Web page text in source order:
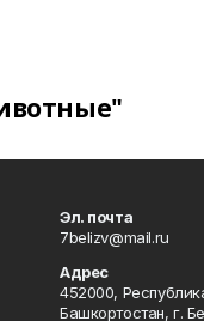
Эл. почта
7belizv@mail.ru
Адрес
452000,
Башкортостан, г.